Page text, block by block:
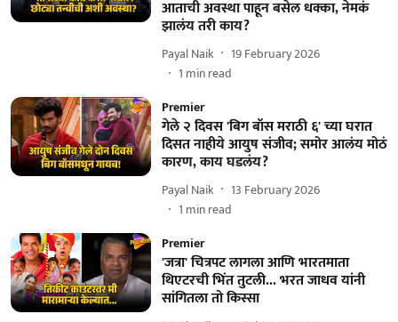
आताची अवस्था पाहून बसेल धक्का, नेमकं
झालंय तरी काय?
Payal Naik
19 February 2026
1 min read
Premier
गेले २ दिवस 'बिग बॉस मराठी ६' च्या घरात
दिसत नाहीये आयुष संजीव; समोर आलंय मोठं
कारण, काय घडलंय?
Payal Naik
13 February 2026
1 min read
Premier
'जत्रा' चित्रपट लागला आणि भारतमाता
थिएटरची भिंत तुटली... भरत जाधव यांनी
सांगितला तो किस्सा